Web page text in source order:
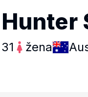
Hunter
31 žena